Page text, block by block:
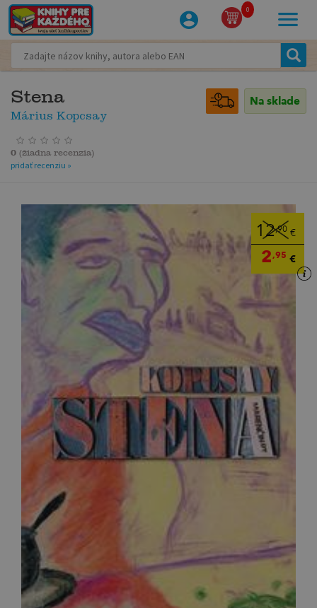
0
Stena
Márius Kopcsay
Na sklade
0 (žiadna recenzia)
pridať recenziu »
12,90 €
2,95 €